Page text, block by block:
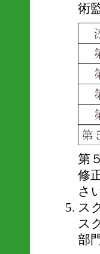
術
第
修
さ
ス
ス
部